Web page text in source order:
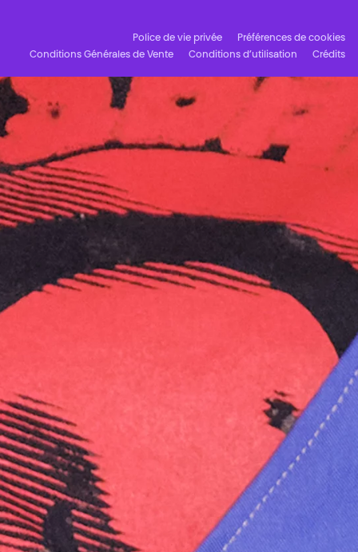
Police de vie privée
Préférences de cookies
Conditions Générales de Vente
Conditions d’utilisation Crédits